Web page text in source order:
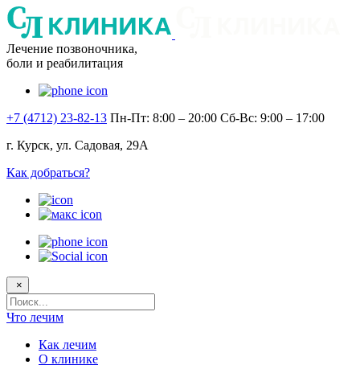
Лечение позвоночника,
боли и реабилитация
+7 (4712) 23-82-13 Пн-Пт: 8:00 – 20:00 Сб-Вс: 9:00 – 17:00
г. Курск, ул. Садовая, 29А
Как добраться?
×
Поисковый
запрос
Что лечим
Как лечим
О клинике